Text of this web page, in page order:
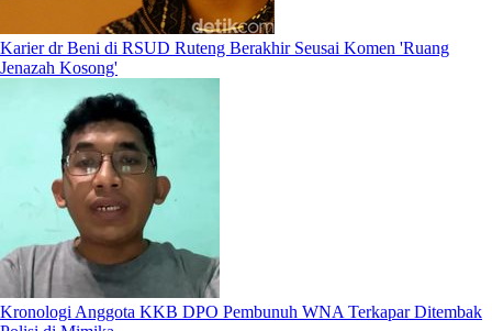
Karier dr Beni di RSUD Ruteng Berakhir Seusai Komen 'Ruang
Jenazah Kosong'
Kronologi Anggota KKB DPO Pembunuh WNA Terkapar Ditembak